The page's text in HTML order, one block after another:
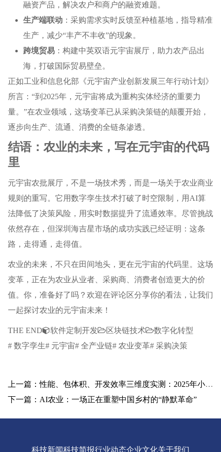
融资产品，解决农户和商户的融资难题。
生产端联动 ：采购需求实时反馈至种植基地，指导精准
生产，减少“丰产不丰收”的现象。
跨境贸易 ：构建中英双语元宇宙展厅，助力农产品出
海，打破国际贸易壁垒。
正如工业和信息化部《元宇宙产业创新发展三年行动计划》
所言：“到2025年，元宇宙将成为重构实体经济的重要力
量。”在农业领域，这场变革已从采购决策链的颠覆开始，
逐步向生产、流通、消费的全链条渗透。
结语：农业的未来，写在元宇宙的代码
里
元宇宙农批展厅，不是一场技术秀，而是一场关于农业商业
规则的重写。它用数字孪生技术打破了时空限制，用AI算
法降低了决策风险，用实时数据提升了流通效率。尽管挑战
依然存在，但深圳海吉星市场的成功实践已经证明：这条
路，走得通，走得值。
农业的未来，不只在田间地头，更在元宇宙的代码里。这场
变革，正在为农业从业者、采购商、消费者创造更大的价
值。你，准备好了吗？欢迎在评论区分享你的看法，让我们
一起探讨农业的元宇宙未来！
THE END 软件定制开发 区块链技术
数字化转型
# 数字孪生# 元宇宙# 全产业链# 农业变革# 采购决策
上一篇：性能、包体积、开发效率三维度实测：2025年小程序跨平台框架怎么选？
下一篇：AI农业：一场正在重塑中国乡村的“静默革命”
科技新闻科技简报行业动态企业文化关于我们